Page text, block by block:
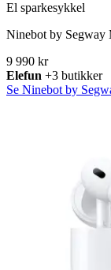
El sparkesykkel
Ninebot by Segway
9 990 kr
Elefun +3 butikker
Se Ninebot by